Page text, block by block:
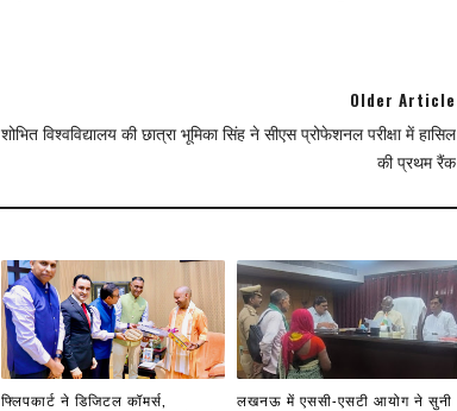
Older Article
शोभित विश्वविद्यालय की छात्रा भूमिका सिंह ने सीएस प्रोफेशनल परीक्षा में हासिल
की प्रथम रैंक
फ्लिपकार्ट ने डिजिटल कॉमर्स,
लखनऊ में एससी-एसटी आयोग ने सुनी